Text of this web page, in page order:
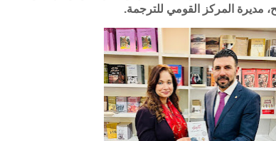
مديرة المركز القومي للترجمة.